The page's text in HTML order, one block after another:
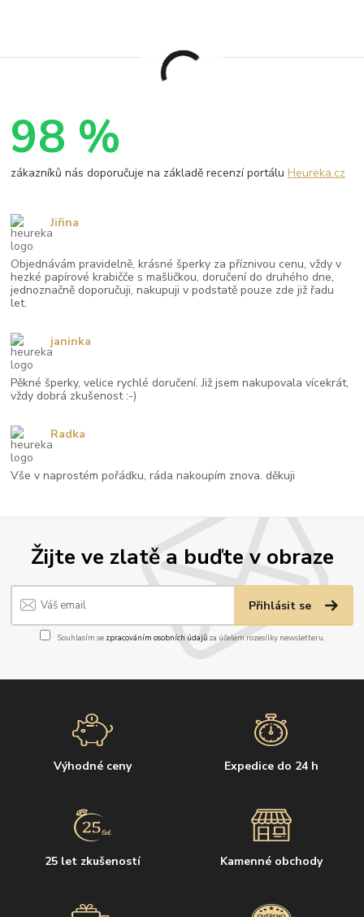
Žijte ve zlatě a buďte v obraze
Přihlásit se
Souhlasím se zpracováním osobních údajůza účelem rozesílky newsletteru.
Výhodné ceny Expedice do 24 h
25 let zkušeností Kamenné obchody
98 %
zákazníků nás doporučuje na základě recenzí portáluHeureka.cz
Objednávám pravidelně, krásné šperky za příznivou cenu, vždy v
hezké papírové krabičče s mašličkou, doručení do druhého dne,
jednoznačně doporučuji, nakupuji v podstatě pouze zde již řadu
let.
Jiřina
Pěkné šperky, velice rychlé doručení. Již jsem nakupovala vícekrát,
vždy dobrá zkušenost :-)
janinka
Vše v naprostém pořádku, ráda nakoupím znova. děkuji
Radka